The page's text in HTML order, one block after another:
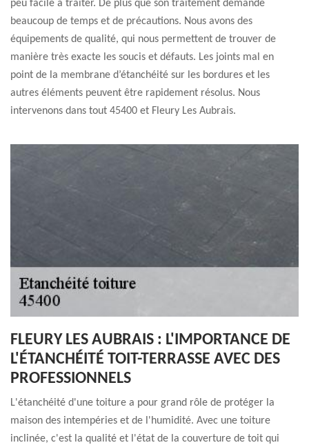
peu facile à traiter. De plus que son traitement demande
beaucoup de temps et de précautions. Nous avons des
équipements de qualité, qui nous permettent de trouver de
manière très exacte les soucis et défauts. Les joints mal en
point de la membrane d’étanchéité sur les bordures et les
autres éléments peuvent être rapidement résolus. Nous
intervenons dans tout 45400 et Fleury Les Aubrais.
FLEURY LES AUBRAIS : L'IMPORTANCE DE
L'ÉTANCHÉITÉ TOIT-TERRASSE AVEC DES
PROFESSIONNELS
L'étanchéité d'une toiture a pour grand rôle de protéger la
maison des intempéries et de l'humidité. Avec une toiture
inclinée, c'est la qualité et l'état de la couverture de toit qui